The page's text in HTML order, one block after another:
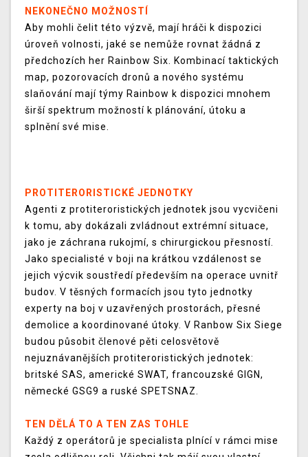
NEKONEČNO MOŽNOSTÍ
Aby mohli čelit této výzvě, mají hráči k dispozici
úroveň volnosti, jaké se nemůže rovnat žádná z
předchozích her Rainbow Six. Kombinací taktických
map, pozorovacích dronů a nového systému
slaňování mají týmy Rainbow k dispozici mnohem
širší spektrum možností k plánování, útoku a
splnění své mise.
PROTITERORISTICKÉ JEDNOTKY
Agenti z protiteroristických jednotek jsou vycvičeni
k tomu, aby dokázali zvládnout extrémní situace,
jako je záchrana rukojmí, s chirurgickou přesností.
Jako specialisté v boji na krátkou vzdálenost se
jejich výcvik soustředí především na operace uvnitř
budov. V těsných formacích jsou tyto jednotky
experty na boj v uzavřených prostorách, přesné
demolice a koordinované útoky. V Ranbow Six Siege
budou působit členové pěti celosvětově
nejuznávanějších protiteroristických jednotek:
britské SAS, americké SWAT, francouzské GIGN,
německé GSG9 a ruské SPETSNAZ.
TEN DĚLÁ TO A TEN ZAS TOHLE
Každý z operátorů je specialista plnící v rámci mise